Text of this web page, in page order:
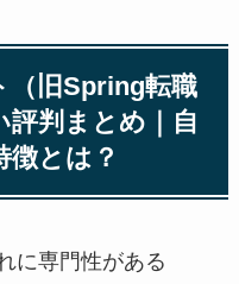
（旧Spring転職
評判まとめ｜自
とは？
に専門性がある